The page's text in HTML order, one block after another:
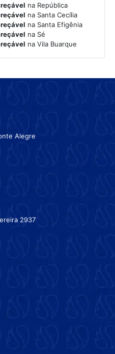
na República
na Santa Cecília
na Santa Efigênia
na Sé
na Vila Buarque
Alegre
2937